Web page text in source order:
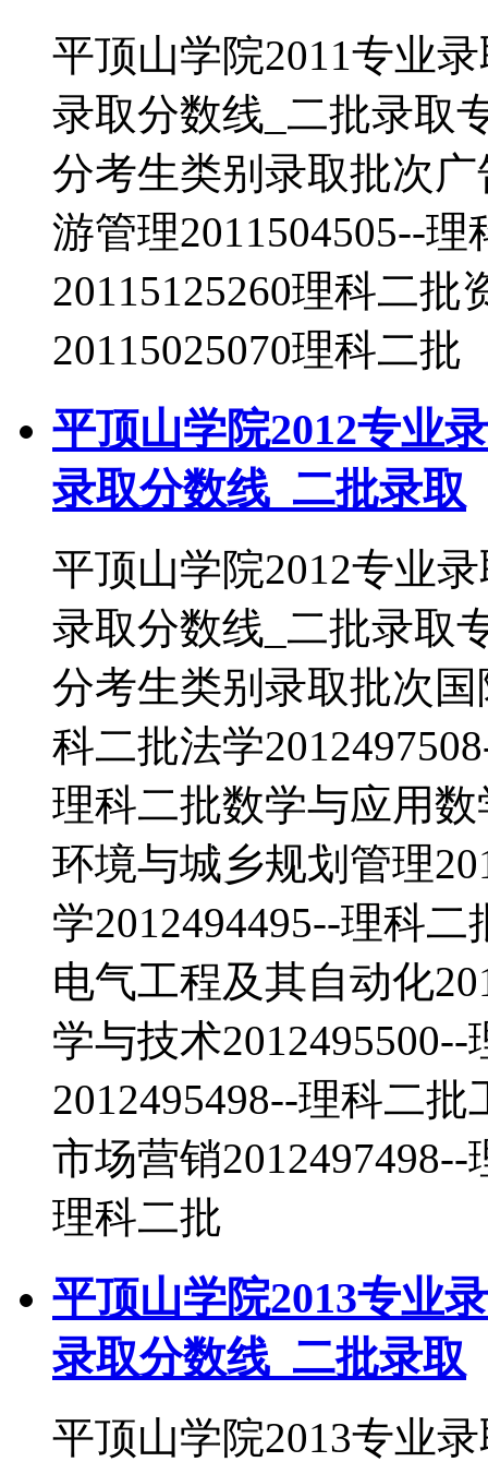
平顶山学院2011专业
录取分数线_二批录取
分考生类别录取批次广
游管理2011504505--
20115125260理科二
20115025070理科二批
平顶山学院2012专业
录取分数线_二批录取
平顶山学院2012专业
录取分数线_二批录取
分考生类别录取批次国
科二批法学
理科二批数学与应用数
环境与城乡规划管理
学2012494495--理科
电气工程及其自动化
学与技术
2012495498--理科二
市场营销
理科二批
平顶山学院2013专业
录取分数线_二批录取
平顶山学院2013专业